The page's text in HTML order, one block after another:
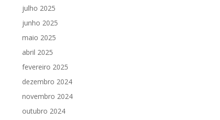
julho 2025
junho 2025
maio 2025
abril 2025
fevereiro 2025
dezembro 2024
novembro 2024
outubro 2024